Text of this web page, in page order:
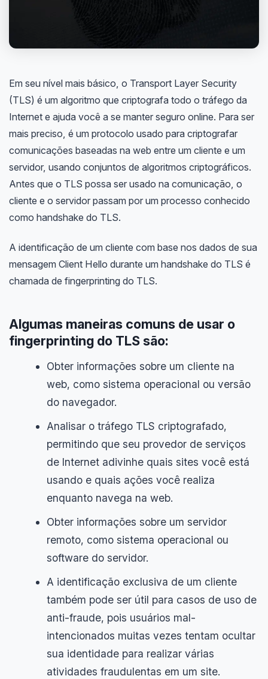
Em seu nível mais básico, o Transport Layer Security
(TLS) é um algoritmo que criptografa todo o tráfego da
Internet e ajuda você a se manter seguro online. Para ser
mais preciso, é um protocolo usado para criptografar
comunicações baseadas na web entre um cliente e um
servidor, usando conjuntos de algoritmos criptográficos.
Antes que o TLS possa ser usado na comunicação, o
cliente e o servidor passam por um processo conhecido
como handshake do TLS.
A identificação de um cliente com base nos dados de sua
mensagem Client Hello durante um handshake do TLS é
chamada de fingerprinting do TLS.
Algumas maneiras comuns de usar o
fingerprinting do TLS são:
Obter informações sobre um cliente na
web, como sistema operacional ou versão
do navegador.
Analisar o tráfego TLS criptografado,
permitindo que seu provedor de serviços
de Internet adivinhe quais sites você está
usando e quais ações você realiza
enquanto navega na web.
Obter informações sobre um servidor
remoto, como sistema operacional ou
software do servidor.
A identificação exclusiva de um cliente
também pode ser útil para casos de uso de
anti-fraude, pois usuários mal-
intencionados muitas vezes tentam ocultar
sua identidade para realizar várias
atividades fraudulentas em um site.